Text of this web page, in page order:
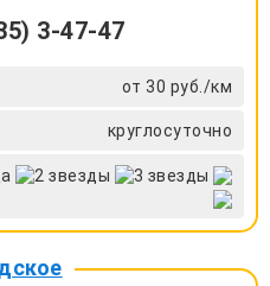
3-47-47
от 30 руб./км
круглосуточно